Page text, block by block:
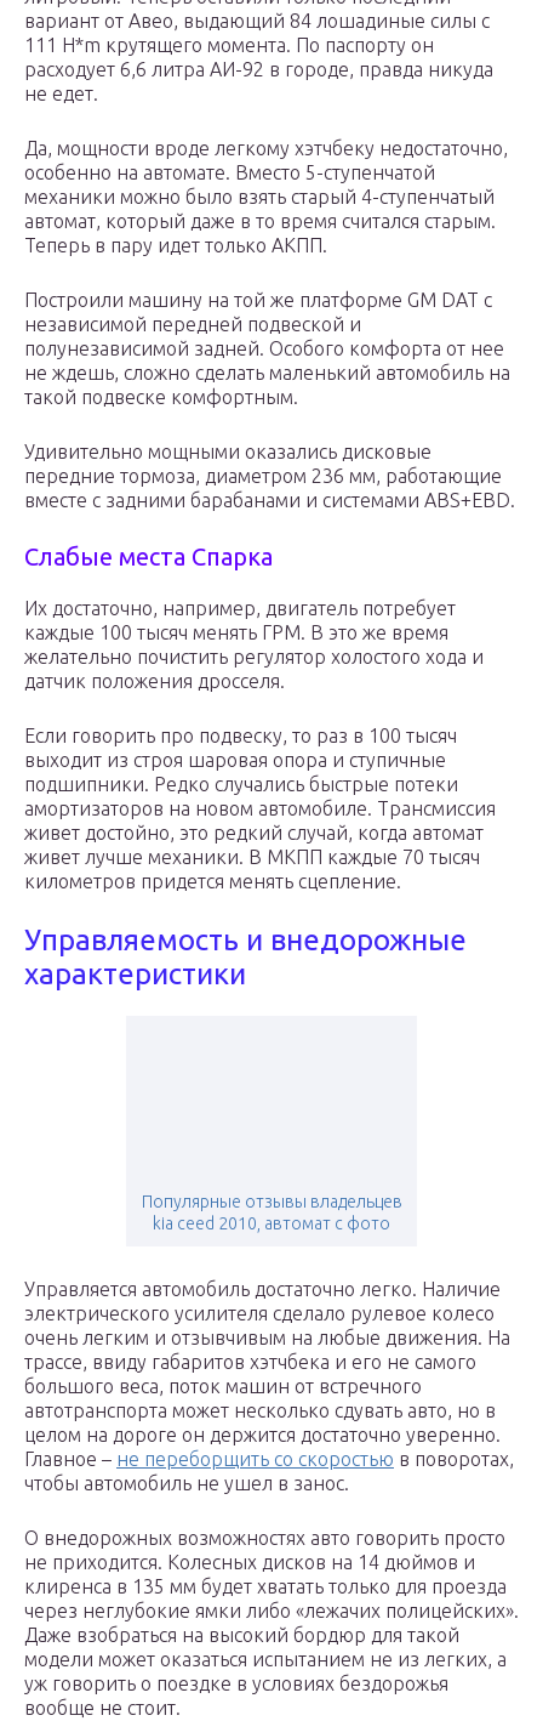
вариант от Авео, выдающий 84 лошадиные силы с
111 H*m крутящего момента. По паспорту он
расходует 6,6 литра АИ-92 в городе, правда никуда
не едет.
Да, мощности вроде легкому хэтчбеку недостаточно,
особенно на автомате. Вместо 5-ступенчатой
механики можно было взять старый 4-ступенчатый
автомат, который даже в то время считался старым.
Теперь в пару идет только АКПП.
Построили машину на той же платформе GM DAT с
независимой передней подвеской и
полунезависимой задней. Особого комфорта от нее
не ждешь, сложно сделать маленький автомобиль на
такой подвеске комфортным.
Удивительно мощными оказались дисковые
передние тормоза, диаметром 236 мм, работающие
вместе с задними барабанами и системами ABS+EBD.
Слабые места Спарка
Их достаточно, например, двигатель потребует
каждые 100 тысяч менять ГРМ. В это же время
желательно почистить регулятор холостого хода и
датчик положения дросселя.
Если говорить про подвеску, то раз в 100 тысяч
выходит из строя шаровая опора и ступичные
подшипники. Редко случались быстрые потеки
амортизаторов на новом автомобиле. Трансмиссия
живет достойно, это редкий случай, когда автомат
живет лучше механики. В МКПП каждые 70 тысяч
километров придется менять сцепление.
Управляемость и внедорожные
характеристики
Популярные отзывы владельцев
kia ceed 2010, автомат с фото
Управляется автомобиль достаточно легко. Наличие
электрического усилителя сделало рулевое колесо
очень легким и отзывчивым на любые движения. На
трассе, ввиду габаритов хэтчбека и его не самого
большого веса, поток машин от встречного
автотранспорта может несколько сдувать авто, но в
целом на дороге он держится достаточно уверенно.
Главное – не переборщить со скоростью в поворотах,
чтобы автомобиль не ушел в занос.
О внедорожных возможностях авто говорить просто
не приходится. Колесных дисков на 14 дюймов и
клиренса в 135 мм будет хватать только для проезда
через неглубокие ямки либо «лежачих полицейских».
Даже взобраться на высокий бордюр для такой
модели может оказаться испытанием не из легких, а
уж говорить о поездке в условиях бездорожья
вообще не стоит.